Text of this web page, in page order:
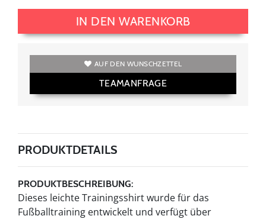
IN DEN WARENKORB
AUF DEN WUNSCHZETTEL
TEAMANFRAGE
PRODUKTDETAILS
PRODUKTBESCHREIBUNG:
Dieses leichte Trainingsshirt wurde für das
Fußballtraining entwickelt und verfügt über